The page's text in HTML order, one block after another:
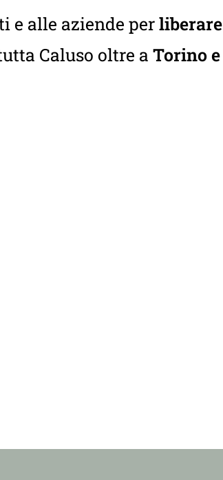
e alle aziende perliberare
Caluso oltre a Torino e